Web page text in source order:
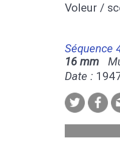
Voleur /
Séquence
16 mm
Date :